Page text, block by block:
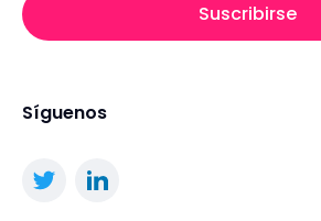
Suscribirse
Síguenos